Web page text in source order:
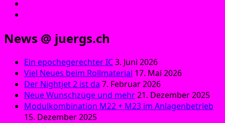
News @ juergs.ch
Ein epochegerechter IC3. Juni 2026
Viel Neues beim Rollmaterial 17. Mai 2026
Der Nightjet 2 ist da 7. Februar 2026
Neue Wunschzüge und mehr21. Dezember 2025
Modulkombination M22 + M23 im Anlagenbetrieb
15. Dezember 2025